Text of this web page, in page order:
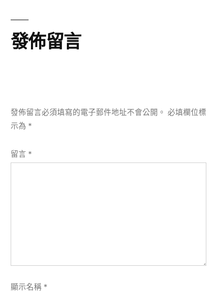
發佈留言
發佈留言必須填寫的電子郵件地址不會公開。 必填欄位標
示為 *
留言 *
顯示名稱 *